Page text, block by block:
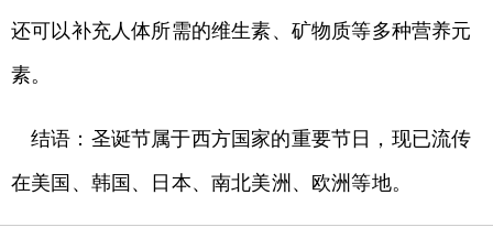
还可以补充人体所需的维生素、矿物质等多种营养元
素。
结语：圣诞节属于西方国家的重要节日，现已流传
在美国、韩国、日本、南北美洲、欧洲等地。